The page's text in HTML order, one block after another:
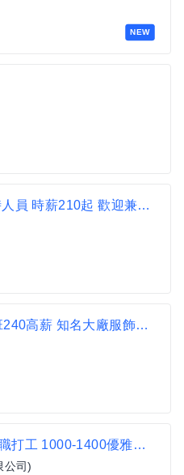
NEW
【朵頤牛排】 內/外場計時人員 時薪210起 歡迎兼職、工讀者加入【桃園區】
SS大園日領緊急專案 早班240高薪 知名大廠服飾理貨 機場 機捷 觀音 大園民生路
迷客夏台中青海店 午間兼職打工 1000-1400優雅時段 其餘時間留給生活
公司)